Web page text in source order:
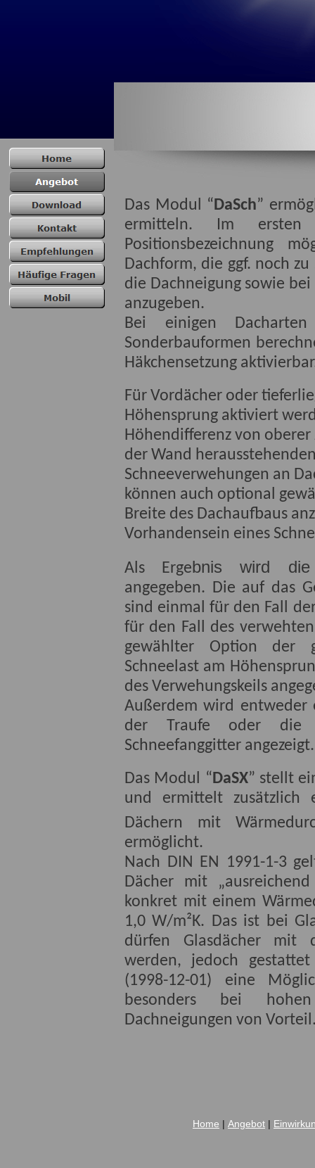
Das Modul “DaSch”
ermitteln. Im
Positionsbezeichnung
Dachform, die ggf. noch
die Dachneigung sowie
anzugeben.
Bei einigen
Sonderbauformen
Häkchensetzung
Für Vordächer oder
Höhensprung aktiviert
Höhendifferenz von
der Wand
Schneeverwehungen an
können auch optional
Breite des Dachaufbaus
Vorhandensein eines
Als Ergebnis wird die
angegeben. Die auf das
sind einmal für den Fall
für den Fall des
gewählter Option der
Schneelast am
des Verwehungskeils
Außerdem wird entweder
der Traufe oder die
Schneefanggitter angezeigt.
Das Modul “DaSX” stellt
und ermittelt zusätzlich
Dächern mit
ermöglicht.
Nach DIN EN 1991-1-3
Dächer mit
konkret mit einem
1,0 W/m²K. Das ist bei
dürfen Glasdächer mit
werden, jedoch
(1998-12-01) eine
besonders bei
Dachneigungen von
Home | Angebot |